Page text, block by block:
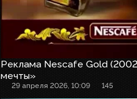
Реклама Nescafe Gold
мечты»
29 апреля 2026, 10:09 145